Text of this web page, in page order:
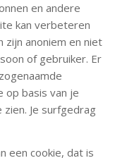
en andere
kan verbeteren
anoniem en niet
of gebruiker. Er
op basis van je
Je surfgedrag
een cookie, dat is